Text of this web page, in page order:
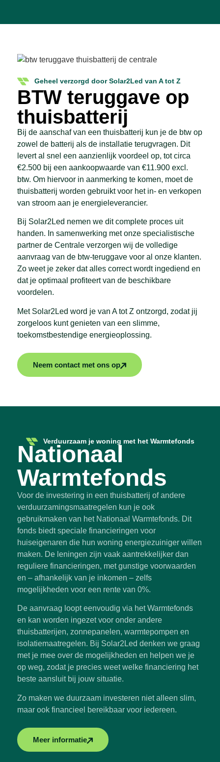
Geheel verzorgd door Solar2Led van A tot Z
BTW teruggave op
thuisbatterij
Bij de aanschaf van een thuisbatterij kun je de btw op
zowel de batterij als de installatie terugvragen. Dit
levert al snel een aanzienlijk voordeel op, totcirca
€2.500 bij een aankoopwaarde van €11.900 excl.
btw. Om hiervoor in aanmerking te komen, moet de
thuisbatterij worden gebruikt voor het in- en verkopen
van stroom aan je energieleverancier.
Bij Solar2Led nemen we dit complete proces uit
handen. In samenwerking met onze specialistische
partner de Centrale verzorgen wij de volledige
aanvraag van de btw-teruggave voor al onze klanten.
Zo weet je zeker dat alles correct wordt ingediend en
dat je optimaal profiteert van de beschikbare
voordelen.
Met Solar2Led word je van A tot Z ontzorgd, zodat jij
zorgeloos kunt genieten van een slimme,
toekomstbestendige energieoplossing.
Neem contact met ons op
Verduurzaam je woning met het Warmtefonds
Nationaal
Warmtefonds
Voor de investering in een thuisbatterij of andere
verduurzamingsmaatregelen kun je ook
gebruikmaken van het Nationaal Warmtefonds. Dit
fonds biedt speciale financieringen voor
huiseigenaren die hun woning energiezuiniger willen
maken. De leningen zijn vaak aantrekkelijker dan
reguliere financieringen, met gunstige voorwaarden
en – afhankelijk van je inkomen – zelfs
mogelijkheden voor een rente van 0%.
De aanvraag loopt eenvoudig via het Warmtefonds
en kan worden ingezet voor onder andere
thuisbatterijen, zonnepanelen, warmtepompen en
isolatiemaatregelen. Bij Solar2Led denken we graag
met je mee over de mogelijkheden en helpen we je
op weg, zodat je precies weet welke financiering het
beste aansluit bij jouw situatie.
Zo maken we duurzaam investeren niet alleen slim,
maar ook financieel bereikbaar voor iedereen.
Meer informatie